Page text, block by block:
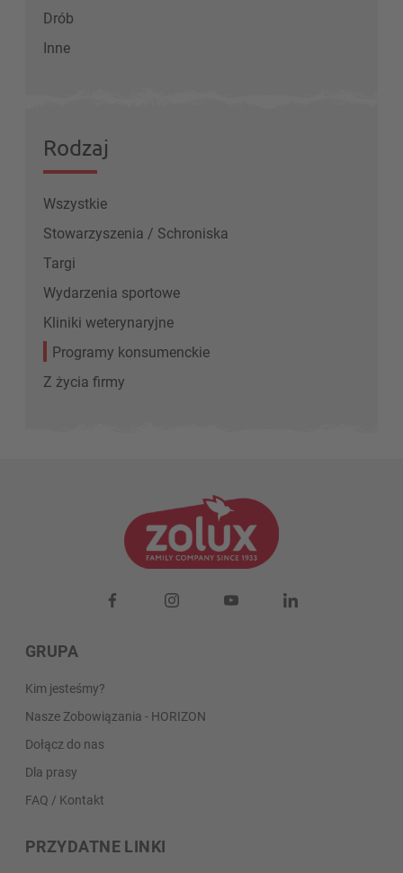
Drób
Inne
Rodzaj
Wszystkie
Stowarzyszenia / Schroniska
Targi
Wydarzenia sportowe
Kliniki weterynaryjne
Programy konsumenckie
Z życia firmy
GRUPA
Kim jesteśmy?
Nasze Zobowiązania - HORIZON
Dołącz do nas
Dla prasy
FAQ / Kontakt
PRZYDATNE LINKI